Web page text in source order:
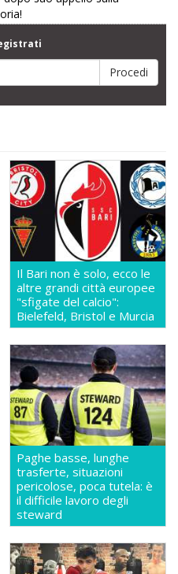
Il Bari non è solo, ecco le
altre grandi città europee
"sfigate del calcio":
Bielefeld, Bristol e Murcia
Paghe basse, lunghe
trasferte, situazioni
pericolose, poca tutela: è
il difficile lavoro degli
steward